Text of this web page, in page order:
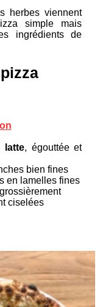
herbes viennent
simple mais
ingrédients de
latte, égouttée et
bien fines
en lamelles fines
ciselées